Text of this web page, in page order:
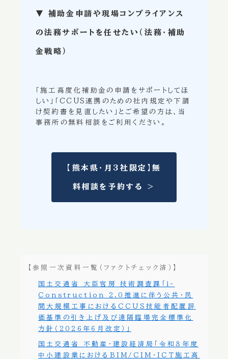
▼ 補助金申請や現場コンプライアンス
の法務サポートを任せたい（法務・補助
金戦略）
「施工高度化補助金の申請をサポートしてほ
しい」「CCUS連携のための社内規定や下請
け契約書を見直したい」とご希望の方は、当
事務所の無料相談をご利用ください。
【熊本県・月3社限定】無
料相談を予約する ＞
【参照一次資料一覧（ファクトチェック済）】
国土交通省 大臣官房 技術調査課「i-
Construction 2.0推進に伴う公共・民
間大規模工事におけるCCUS技能者配置評
価基準の引き上げ及び遠隔臨場完全標準化
方針（2026年6月改定）」
国土交通省 不動産・建設経済局「令和8年度
中小建設業におけるBIM/CIM・ICT施工高